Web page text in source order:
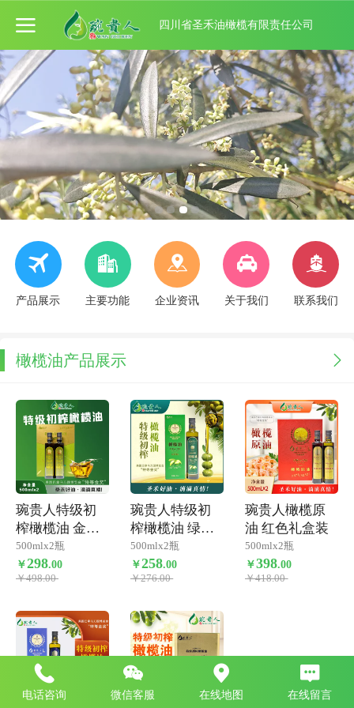
四川省圣禾油橄榄有限责任公司
产品展示 主要功能 企业资讯 关于我们 联系我们
橄榄油产品展示
琬贵人特级初
榨橄榄油 金色
装
500mlx2瓶
￥298.00
￥498.00
琬贵人特级初
榨橄榄油 绿色
简装
500mlx2瓶
￥258.00
￥276.00
琬贵人橄榄原
油 红色礼盒装
500mlx2瓶
￥398.00
￥418.00
电话咨询 微信客服 在线地图 在线留言